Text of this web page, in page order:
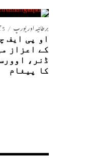
برطانیہ اور یورپ 5 مہینے ago
او پی ایف
کے اعزاز
ڈنر،
کا پیغام